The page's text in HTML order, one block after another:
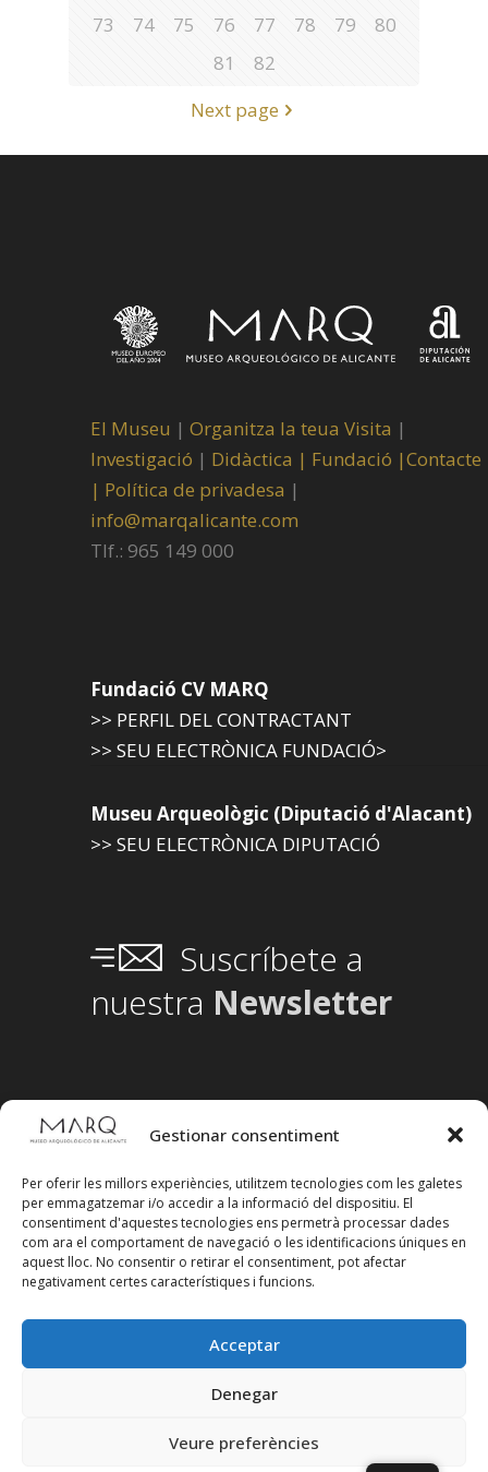
Gestionar consentiment
Per oferir les millors experiències, utilitzem tecnologies com les galetes
per emmagatzemar i/o accedir a la informació del dispositiu. El
consentiment d'aquestes tecnologies ens permetrà processar dades
com ara el comportament de navegació o les identificacions úniques en
aquest lloc. No consentir o retirar el consentiment, pot afectar
negativament certes característiques i funcions.
Acceptar
Denegar
Veure preferències
73
74 75 76 77 78 79
80
81
82
Next page
El Museu | Organitza la teua Visita |
Investigació | Didàctica | Fundació |Contacte
| Política de privadesa |
info@marqalicante.com
Tlf.: 965 149 000
Fundació CV MARQ
>> PERFIL DEL CONTRACTANT
>> SEU ELECTRÒNICA FUNDACIÓ>
Museu Arqueològic (Diputació d'Alacant)
>> SEU ELECTRÒNICA DIPUTACIÓ
Suscríbete a
nuestra Newsletter
Segueix-nos en xarxes socials